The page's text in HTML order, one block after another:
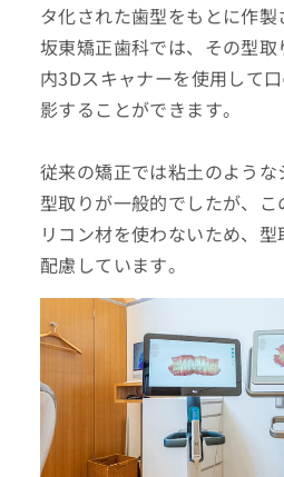
タ化された歯型をもとに作製
坂東矯正歯科では、その型
内3Dスキャナーを使用して
影することができます。
従来の矯正では粘土のよう
型取りが一般的でしたが、
リコン材を使わないため、
配慮しています。